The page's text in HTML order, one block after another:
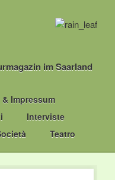
im Saarland
Impressum
Interviste
Teatro